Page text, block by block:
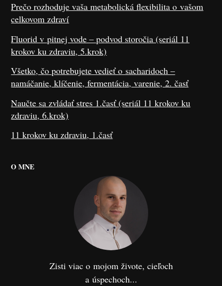
Prečo rozhoduje vaša metabolická flexibilita o vašom
celkovom zdraví
Fluorid v pitnej vode – podvod storočia (seriál 11
krokov ku zdraviu, 5.krok)
Všetko, čo potrebujete vedieť o sacharidoch –
namáčanie, klíčenie, fermentácia, varenie, 2. časť
Naučte sa zvládať stres 1.časť (seriál 11 krokov ku
zdraviu, 6.krok)
11 krokov ku zdraviu, 1.časť
O MNE
Zisti viac o mojom živote, cieľoch
a úspechoch...